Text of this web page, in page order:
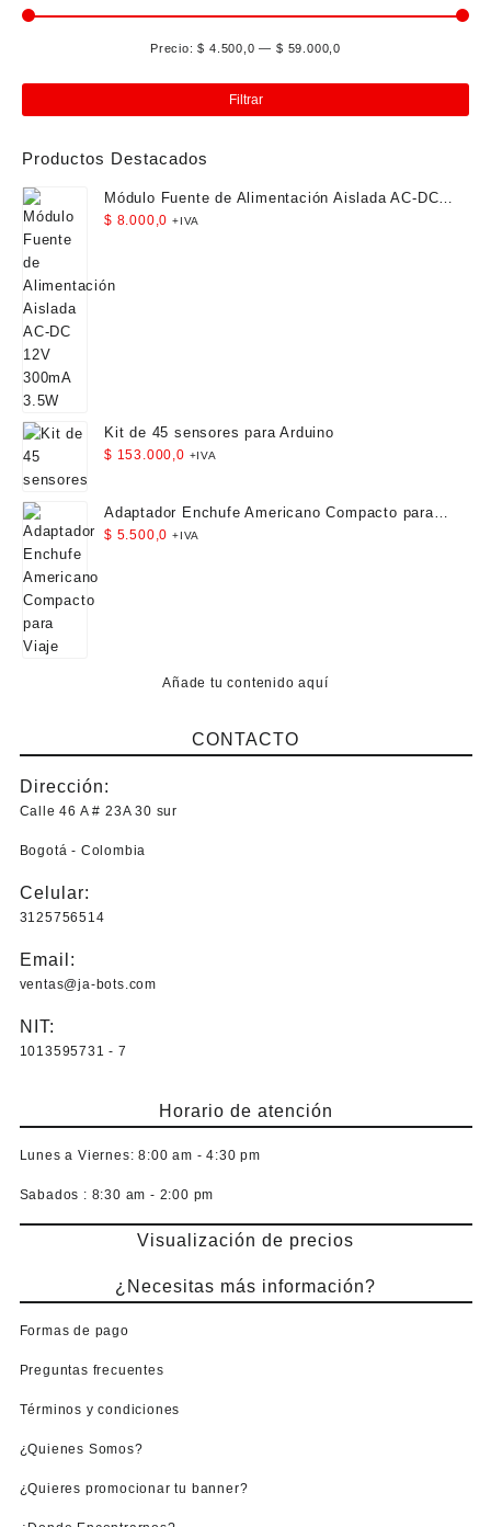
la
de
producto
en
página
Filtrar
Precio:$ 4.500,0 — $ 59.000,0
Productos Destacados
Módulo Fuente de Alimentación Aislada AC-DC
12V 300mA 3.5W
$ 8.000,0 +IVA
Kit de 45 sensores para Arduino
$ 153.000,0 +IVA
Adaptador Enchufe Americano Compacto para
Viaje
$ 5.500,0 +IVA
Añade tu contenido aquí
CONTACTO
Dirección:
Calle 46 A # 23A 30 sur
Bogotá - Colombia
Celular:
3125756514
Email:
ventas@ja-bots.com
NIT:
1013595731 - 7
Horario de atención
Lunes a Viernes: 8:00 am - 4:30 pm
Sabados : 8:30 am - 2:00 pm
Visualización de precios
¿Necesitas más información?
Formas de pago
Preguntas frecuentes
Términos y condiciones
¿Quienes Somos?
¿Quieres promocionar tu banner?